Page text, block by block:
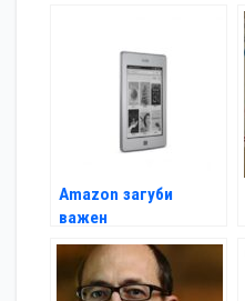
Amazon загуби
важен
правителствен
договор